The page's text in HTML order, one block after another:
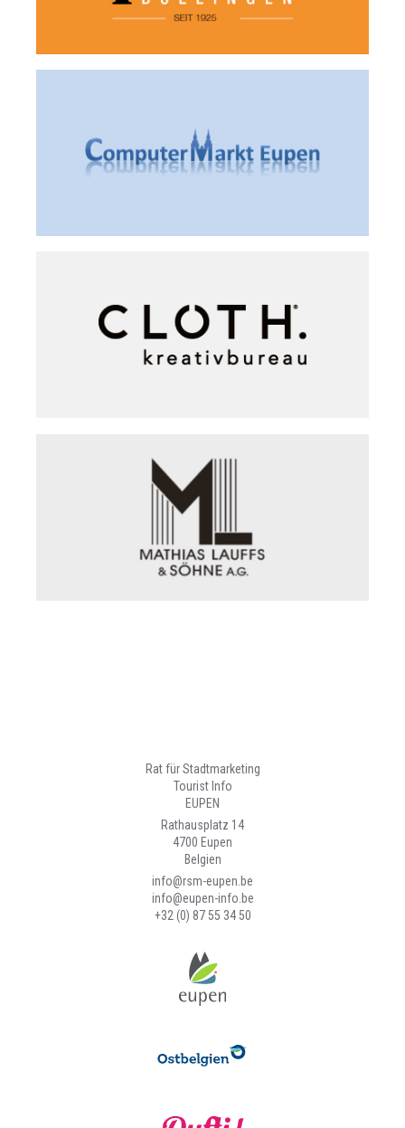
Rat für Stadtmarketing
Tourist Info
EUPEN
Rathausplatz 14
4700 Eupen
Belgien
info@rsm-eupen.be
info@eupen-info.be
+32 (0) 87 55 34 50